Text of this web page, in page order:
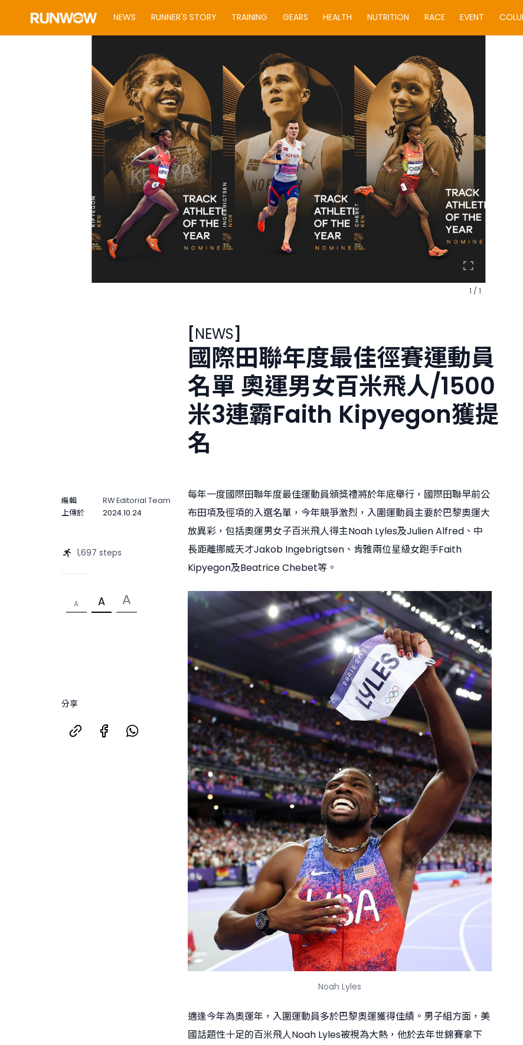
NEWS RUNNER'S STORY TRAINING GEARS HEALTH NUTRITION RACE EVENT
1 / 1
NEWS
國際田聯年度最佳徑賽運動員
名單 奧運男女百米飛人/1500
米3連霸Faith Kipyegon獲提
名
編輯
RW Editorial Team
上傳於
2024.10.24
1,697 steps
A A A
分享
每年一度國際田聯年度最佳運動員頒獎禮將於年底舉行，國際田聯早前公
布田項及徑項的入選名單，今年競爭激烈，入圍運動員主要於巴黎奧運大
放異彩，包括奧運男女子百米飛人得主Noah Lyles及Julien Alfred、中
長距離挪威天才Jakob Ingebrigtsen、肯雅兩位星級女跑手Faith
Kipyegon及Beatrice Chebet等。
Noah Lyles
適逢今年為奧運年，入圍運動員多於巴黎奧運獲得佳績。男子組方面，美
國話題性十足的百米飛人Noah Lyles被視為大熱，他於去年世錦賽拿下